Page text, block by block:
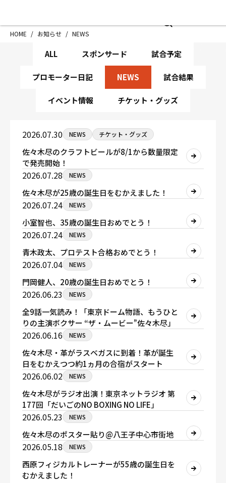
八王子中屋ボクシングジム
〒192-0072 東京都八王子市南町3-8 第2原嶋
Tel/Fax：042-622-7222
営業時間：月〜土 14:00〜22:00 / 日・祝 14:00
HOME
トレーニング
アマ・スパー各大会・キッズ
選手・スタッフ
入会案内
法人会員について
施設紹介
会員様の声
よくあるご質問
HOME / お知らせ / NEWS
ALL スポンサード 試合予定
プロモーター日記 NEWS 試合結果
イベント情報 チケット・グッズ
2026.07.30 NEWS チケット・グッズ
佐々木尽のクラフトビールが8/1から数量限定
で発売開始！
2026.07.28 NEWS
佐々木尽が25歳の誕生日をむかえました！
2026.07.24 NEWS
小室智也、35歳の誕生日おめでとう！
2026.07.24 NEWS
青木政太、プロテスト合格おめでとう！
2026.07.04 NEWS
門岡健人、20歳の誕生日おめでとう！
2026.06.23 NEWS
全9話一気読み！「東京ドーム物語、もうひと
りの主演ボクサー “ザ・ムービー”佐々木尽」
2026.06.16 NEWS
佐々木尽・革がラスベガスに到着！革が誕生
日をむかえつつ約1ヵ月の合宿がスタート
2026.06.02 NEWS
佐々木尽がラジオ出演！東京ネットラジオ 第
177回「だいごのNO BOXING NO LIFE」
2026.05.23 NEWS
佐々木尽のポスター貼り@八王子中心市街地
2026.05.18 NEWS
西原フィジカルトレーナーが55歳の誕生日を
むかえました！